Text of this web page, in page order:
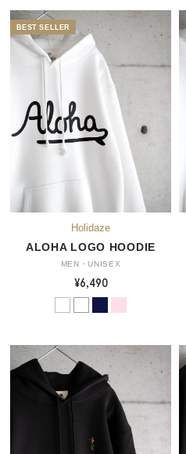
ALOHA LOGO HOODIE
MEN・UNISEX
¥6,490